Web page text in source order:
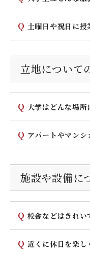
端な服装になると、
んからTPOに応じた
Q 土曜日や祝日に授
曜日や祝日等で不足
事を行うこともあり
立地について
Q 大学はどんな場所
本線の折尾駅から徒
また折尾駅を利用す
生の街といわれてい
小倉駅（20分）、博
にも便利ですよ。
Q アパートやマンシ
トがあります。入試
パンフレットをお送
ついて表記しており
施設や設備に
Q 校舎などはきれい
ち着きのある雰囲気
Q 近くに休日を楽し